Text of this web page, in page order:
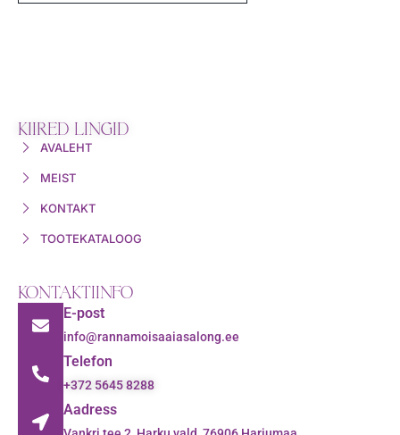
KIIRED LINGID
AVALEHT
MEIST
KONTAKT
TOOTEKATALOOG
KONTAKTIINFO
E-post
info@rannamoisaaiasalong.ee
Telefon
+372 5645 8288
Aadress